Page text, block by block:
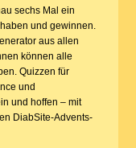
sechs Mal ein
und gewinnen.
aus allen
können alle
Quizzen für
und
und hoffen – mit
DiabSite-Advents-